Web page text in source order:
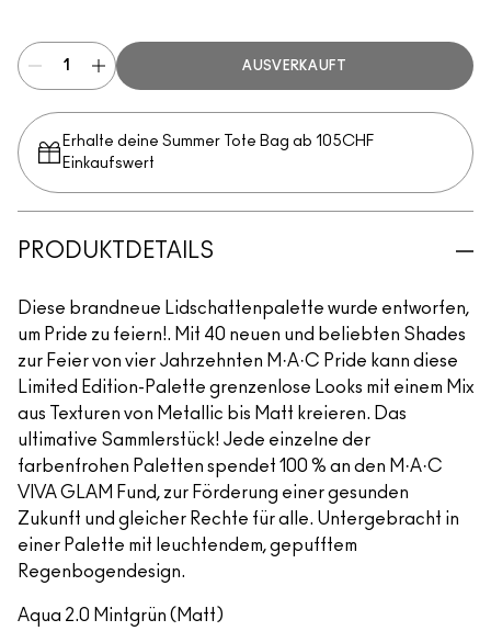
AUSVERKAUFT
Erhalte deine Summer Tote Bag ab 105CHF
Einkaufswert​
PRODUKTDETAILS
Diese brandneue Lidschattenpalette wurde entworfen,
um Pride zu feiern!. Mit 40 neuen und beliebten Shades
zur Feier von vier Jahrzehnten M·A·C Pride kann diese
Limited Edition-Palette grenzenlose Looks mit einem Mix
aus Texturen von Metallic bis Matt kreieren. Das
ultimative Sammlerstück! Jede einzelne der
farbenfrohen Paletten spendet 100 % an den M·A·C
VIVA GLAM Fund, zur Förderung einer gesunden
Zukunft und gleicher Rechte für alle. Untergebracht in
einer Palette mit leuchtendem, gepufftem
Regenbogendesign.
Aqua 2.0 Mintgrün (Matt)